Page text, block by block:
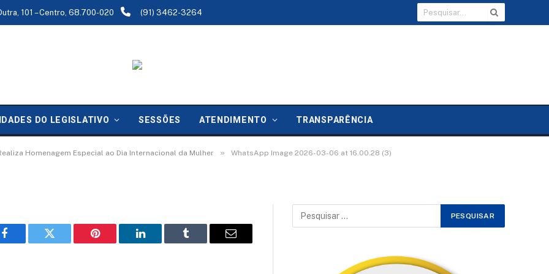
101 – Centro, 68.700-020 (91) 3462-3264
DO LEGISLATIVO SESSÕES ATENDIMENTO TRANSPARÊNCIA
Homenagem Especial ao Dia Internacional da Mulher » WhatsApp Image 2026-03-06 at 16.00.28 (3)
03-06 at 16.00.28 (3)
Facebook Twitter Pinterest LinkedIn Tumblr Email